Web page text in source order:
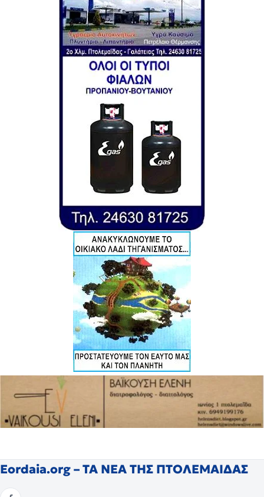
Eordaia.org – ΤΑ ΝΕΑ ΤΗΣ ΠΤΟΛΕΜΑΙΔΑΣ